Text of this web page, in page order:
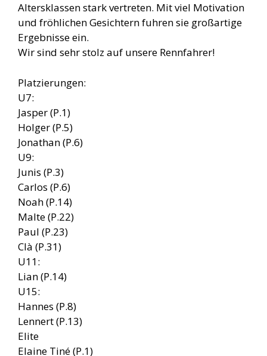
Altersklassen stark vertreten. Mit viel Motivation
und fröhlichen Gesichtern fuhren sie großartige
Ergebnisse ein.
Wir sind sehr stolz auf unsere Rennfahrer!
Platzierungen:
U7:
Jasper (P.1)
Holger (P.5)
Jonathan (P.6)
U9:
Junis (P.3)
Carlos (P.6)
Noah (P.14)
Malte (P.22)
Paul (P.23)
Clà (P.31)
U11:
Lian (P.14)
U15:
Hannes (P.8)
Lennert (P.13)
Elite
Elaine Tiné (P.1)